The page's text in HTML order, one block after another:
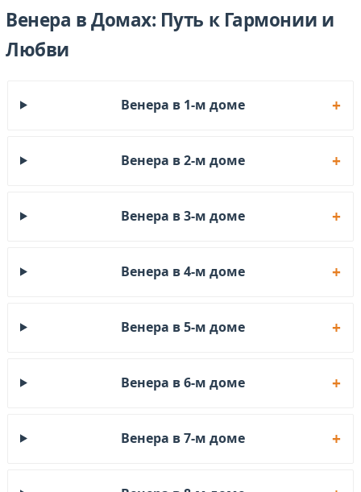
Венера в Домах: Путь к Гармонии и
Любви
Венера в 1-м доме
Венера в 2-м доме
Венера в 3-м доме
Венера в 4-м доме
Венера в 5-м доме
Венера в 6-м доме
Венера в 7-м доме